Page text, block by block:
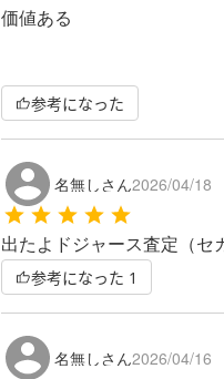
価値ある
参考になった
名無しさん2026/04/18
出たよドジャース査定（セ
参考になった 1
名無しさん2026/04/16